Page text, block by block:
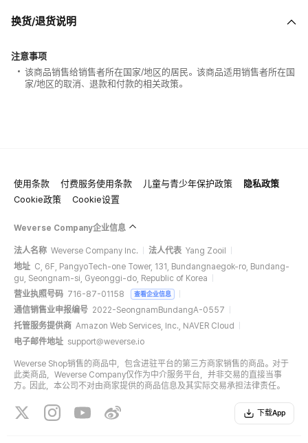
换货/退货说明
注意事项
该商品销售给销售者所在国家/地区的居民。该商品适用销售者所在国
家/地区的取消、退款和付款的相关政策。
使用条款 付费服务使用条款 儿童与青少年保护政策
隐私政策
Cookie政策
Cookie设置
Weverse Company企业信息
法人名称 Weverse Company Inc. 法人代表 Yang Zooil
地址 C, 6F, PangyoTech-one Tower, 131, Bundangnaegok-ro, Bundang-
gu, Seongnam-si, Gyeonggi-do, Republic of Korea
营业执照号码 716-87-01158 查看企业信息
通信销售业申报编号 2022-SeongnamBundangA-0557
托管服务提供商 Amazon Web Services, Inc., NAVER Cloud
电子邮件地址 support@weverse.io
Weverse Shop销售的商品中，包含进驻平台的第三方商家销售的商品。对于
此类商品，Weverse Company仅作为中介服务平台，并非交易的直接当事
方。因此，本公司不对由商家提供的商品信息及其实际交易承担法律责任。
下载App